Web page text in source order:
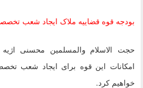
بودجه قوه قضاییه ملاک ایجاد شعب
حجت الاسلام والمسلمین محسنی
امکانات این قوه برای ایجاد شعب
خواهیم کرد.